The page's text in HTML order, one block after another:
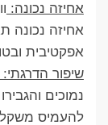
אחיזה נכונה:
אחיזה נכונה
אפקטיבית
שיפור הדרגתי:
נמוכים
להעמיס